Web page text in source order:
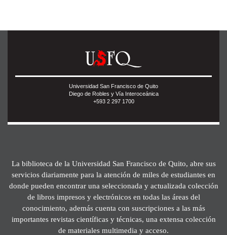
Universidad San Francisco de Quito
Diego de Robles y Vía Interoceánica
+593 2 297 1700
La biblioteca de la Universidad San Francisco de Quito, abre sus
servicios diariamente para la atención de miles de estudiantes en
donde pueden encontrar una seleccionada y actualizada colección
de libros impresos y electrónicos en todas las áreas del
conocimiento, además cuenta con suscripciones a las más
importantes revistas científicas y técnicas, una extensa colección
de materiales multimedia y acceso.